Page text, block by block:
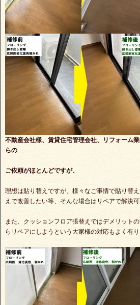
不動産会社様、賃貸住宅管理会社、リフォーム
らの
ご依頼がほとんどですが、
理想は貼り替えですが、様々なご事情で貼り替
えで改善したい等、そんな場合はリペアで解決可
また、クッションフロア張替えではデメリット
らリペアにしようという大家様の対応もよく有り